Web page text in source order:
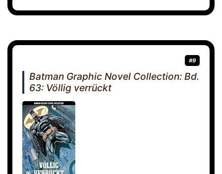
#9
Batman Graphic Novel Collection: Bd.
63: Völlig verrückt